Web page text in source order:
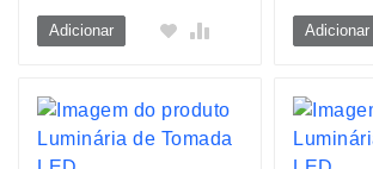
Adicionar Adicionar